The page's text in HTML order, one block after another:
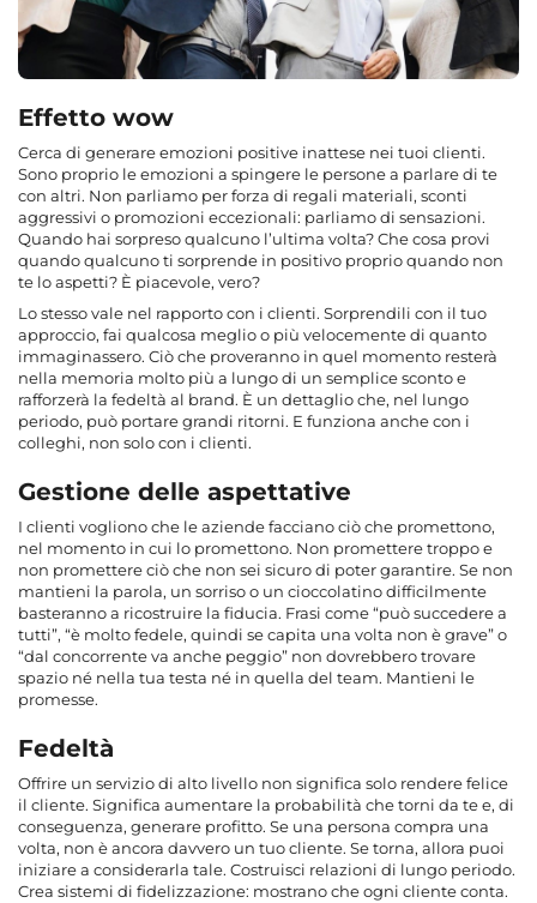
Effetto wow
Cerca di generare emozioni positive inattese nei tuoi clienti.
Sono proprio le emozioni a spingere le persone a parlare di te
con altri. Non parliamo per forza di regali materiali, sconti
aggressivi o promozioni eccezionali: parliamo di sensazioni.
Quando hai sorpreso qualcuno l’ultima volta? Che cosa provi
quando qualcuno ti sorprende in positivo proprio quando non
te lo aspetti? È piacevole, vero?
Lo stesso vale nel rapporto con i clienti. Sorprendili con il tuo
approccio, fai qualcosa meglio o più velocemente di quanto
immaginassero. Ciò che proveranno in quel momento resterà
nella memoria molto più a lungo di un semplice sconto e
rafforzerà la fedeltà al brand. È un dettaglio che, nel lungo
periodo, può portare grandi ritorni. E funziona anche con i
colleghi, non solo con i clienti.
Gestione delle aspettative
I clienti vogliono che le aziende facciano ciò che promettono,
nel momento in cui lo promettono. Non promettere troppo e
non promettere ciò che non sei sicuro di poter garantire. Se non
mantieni la parola, un sorriso o un cioccolatino difficilmente
basteranno a ricostruire la fiducia. Frasi come “può succedere a
tutti”, “è molto fedele, quindi se capita una volta non è grave” o
“dal concorrente va anche peggio” non dovrebbero trovare
spazio né nella tua testa né in quella del team. Mantieni le
promesse.
Fedeltà
Offrire un servizio di alto livello non significa solo rendere felice
il cliente. Significa aumentare la probabilità che torni da te e, di
conseguenza, generare profitto. Se una persona compra una
volta, non è ancora davvero un tuo cliente. Se torna, allora puoi
iniziare a considerarla tale. Costruisci relazioni di lungo periodo.
Crea sistemi di fidelizzazione: mostrano che ogni cliente conta.